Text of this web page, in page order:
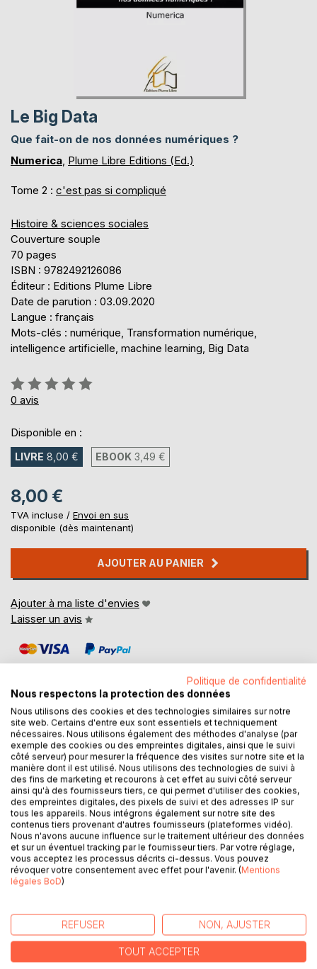
Le Big Data
Que fait-on de nos données numériques ?
Numerica Plume Libre Editions (Ed.)
Tome 2 : c'est pas si compliqué
Histoire & sciences sociales
Couverture souple
70 pages
ISBN : 9782492126086
Éditeur : Editions Plume Libre
Date de parution : 03.09.2020
Langue : français
Mots-clés : numérique, Transformation numérique,
intelligence artificielle, machine learning, Big Data
Évaluation:
0%
0 avis
Disponible en :
LIVRE 8,00 € EBOOK 3,49 €
8,00 €
TVA incluse / Envoi en sus
disponible (dès maintenant)
AJOUTER AU PANIER
Ajouter à ma liste d'envies
Laisser un avis
DESCRIPTION
Le Big Data, qu'est-ce-que c'est? Comment ça marche?
Quelles en sont les applications au quotidien? Quels en
sont les dangers éventuels? A quoi faut-il s'attendre
demain?
Lever les méconnaissances souvent angoissantes,
éclaircir les idées, utiliser des mots justes et tout s'avère
plus simple qu'on ne le croit.
"C'est pas si compliqué" est une Collection destinée à
numérique. Nous ne sommes pas tous informaticiens,
experts ou fin connaisseurs du sujet. Mais nous avons tous
envie de comprendre, afin de mieux appréhender cette
révolution fulgurante, pour en tirer le meilleur et en éviter le
Politique de confidentialité
Nous respectons la protection des données
Nous utilisons des cookies et des technologies similaires sur notre
site web. Certains d'entre eux sont essentiels et techniquement
nécessaires. Nous utilisons également des méthodes d'analyse (par
exemple des cookies ou des empreintes digitales, ainsi que le suivi
côté serveur) pour mesurer la fréquence des visites sur notre site et la
manière dont il est utilisé. Nous utilisons des technologies de suivi à
des fins de marketing et recourons à cet effet au suivi côté serveur
ainsi qu'à des fournisseurs tiers, ce qui permet d'utiliser des cookies,
des empreintes digitales, des pixels de suivi et des adresses IP sur
tous les appareils. Nous intégrons également sur notre site des
contenus tiers provenant d'autres fournisseurs (plateformes vidéo).
Nous n'avons aucune influence sur le traitement ultérieur des données
et sur un éventuel tracking par le fournisseur tiers. Par votre réglage,
vous acceptez les processus décrits ci-dessus. Vous pouvez
révoquer votre consentement avec effet pour l'avenir. (Mentions
légales BoD)
REFUSER NON, AJUSTER
TOUT ACCEPTER